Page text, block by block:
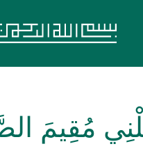
مُقِيمَ